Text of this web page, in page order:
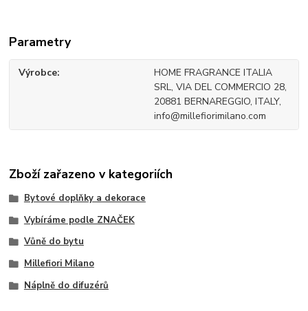
Parametry
Výrobce
HOME FRAGRANCE ITALIA
SRL, VIA DEL COMMERCIO 28,
20881 BERNAREGGIO, ITALY,
info@millefiorimilano.com
Zboží zařazeno v kategoriích
Bytové doplňky a dekorace
Vybíráme podle ZNAČEK
Vůně do bytu
Millefiori Milano
Náplně do difuzérů